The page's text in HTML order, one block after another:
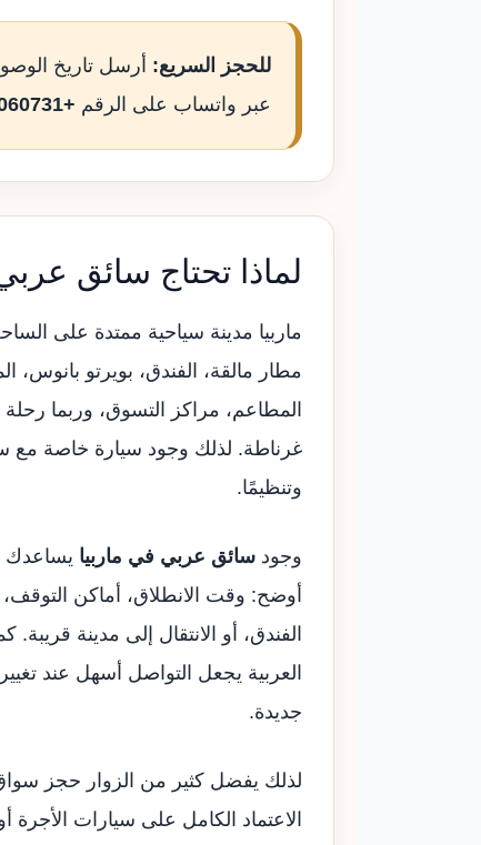
للحجز السريع: أرسل تاريخ
عبر واتساب على الرقم +34615060731
لماذا تحتاج سائق
ماربيا مدينة سياحية ممتدة على
مطار مالقة، الفندق، بويرتو بانوس،
المطاعم، مراكز التسوق، وربما رحلة
غرناطة. لذلك وجود سيارة خاصة مع
وتنظيمًا.
وجود سائق عربي في ماربيا يساعدك
أوضح: وقت الانطلاق، أماكن التوقف،
الفندق، أو الانتقال إلى مدينة قريبة.
العربية يجعل التواصل أسهل عند
جديدة.
لذلك يفضل كثير من الزوار حجز
الاعتماد الكامل على سيارات الأجرة